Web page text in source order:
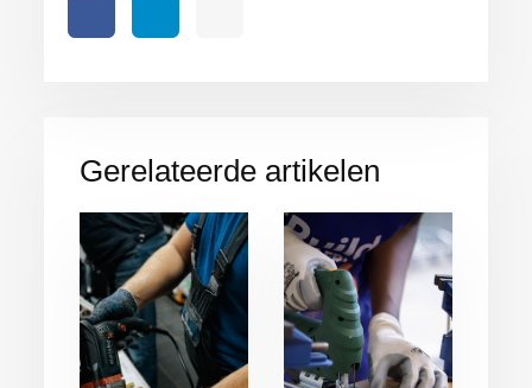
Gerelateerde artikelen